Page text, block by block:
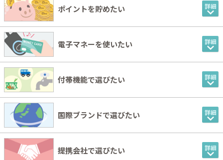
ポイントを貯めたい
電子マネーを使いたい
付帯機能で選びたい
国際ブランドで選びたい
提携会社で選びたい